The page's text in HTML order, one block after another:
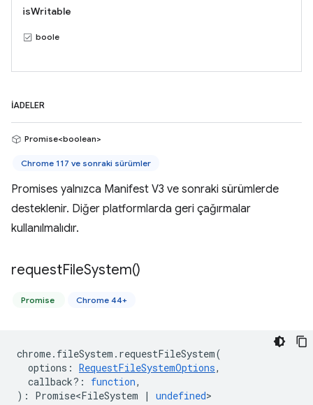
isWritable
boole
İADELER
Promise<boolean>
Chrome 117 ve sonraki sürümler
Promises yalnızca Manifest V3 ve sonraki sürümlerde
desteklenir. Diğer platformlarda geri çağırmalar
kullanılmalıdır.
requestFileSystem()
Promise Chrome 44+
chrome. fileSystem . requestFileSystem(
options : RequestFileSystemOptions,
callback? : function,
) : Promise<FileSystem | undefined>